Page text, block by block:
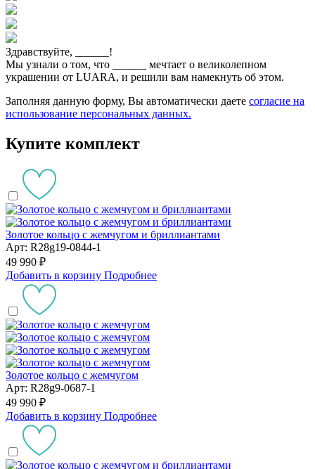
Здравствуйте,
!
Мы узнали о том, что
мечтает о великолепном
украшении от LUARA, и решили вам намекнуть об этом.
Заполняя данную форму, Вы автоматически даете согласие на
использование персональных данных.
Купите комплект
Золотое кольцо с жемчугом и бриллиантами
Арт: R28g19-0844-1
49 990 ₽
Добавить в корзину Подробнее
Золотое кольцо с жемчугом
Арт: R28g9-0687-1
49 990 ₽
Добавить в корзину Подробнее